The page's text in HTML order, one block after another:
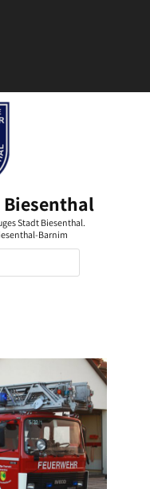
Stadt Biesenthal.
Barnim